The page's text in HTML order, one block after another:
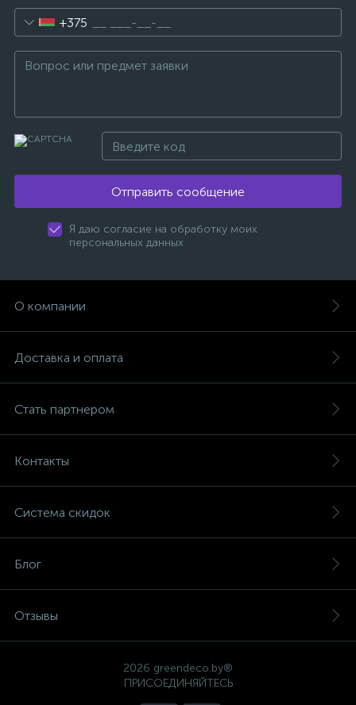
+375
Отправить сообщение
Я даю согласие на обработку моих
персональных данных
О компании
Доставка и оплата
Стать партнером
Контакты
Система скидок
Блог
Отзывы
2026 greendeco.by®
ПРИСОЕДИНЯЙТЕСЬ